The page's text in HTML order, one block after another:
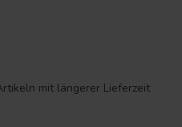
mit längerer Lieferzeit